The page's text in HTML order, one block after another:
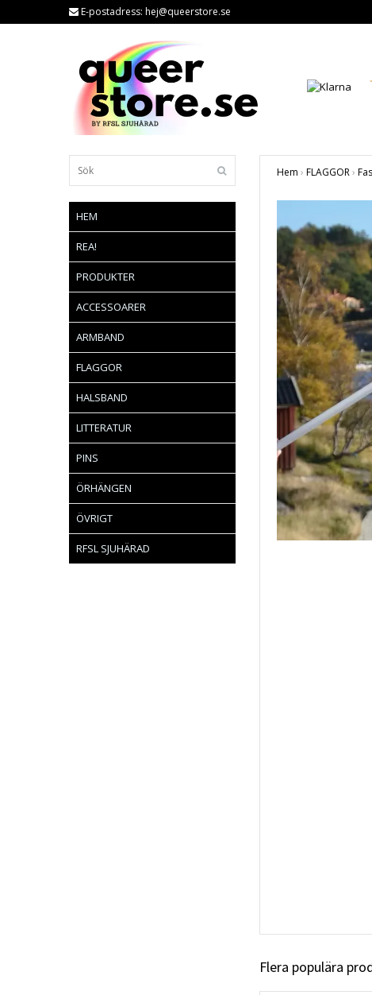
E-postadress: hej@queerstore.se
HEM
REA!
PRODUKTER
ACCESSOARER
ARMBAND
FLAGGOR
HALSBAND
LITTERATUR
PINS
ÖRHÄNGEN
ÖVRIGT
RFSL SJUHÄRAD
Hem › FLAGGOR›
Flera populära